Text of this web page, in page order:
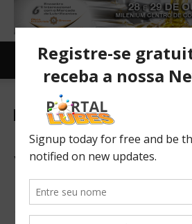
Indústria
Parceria com
Você confiaria seu
ao fornecedor?
Temos atualmente alguns modelos